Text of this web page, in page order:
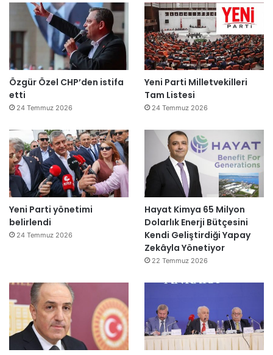
Özgür Özel CHP’den istifa
etti
24 Temmuz 2026
Yeni Parti Milletvekilleri
Tam Listesi
24 Temmuz 2026
Yeni Parti yönetimi
belirlendi
24 Temmuz 2026
Hayat Kimya 65 Milyon
Dolarlık Enerji Bütçesini
Kendi Geliştirdiği Yapay
Zekâyla Yönetiyor
22 Temmuz 2026